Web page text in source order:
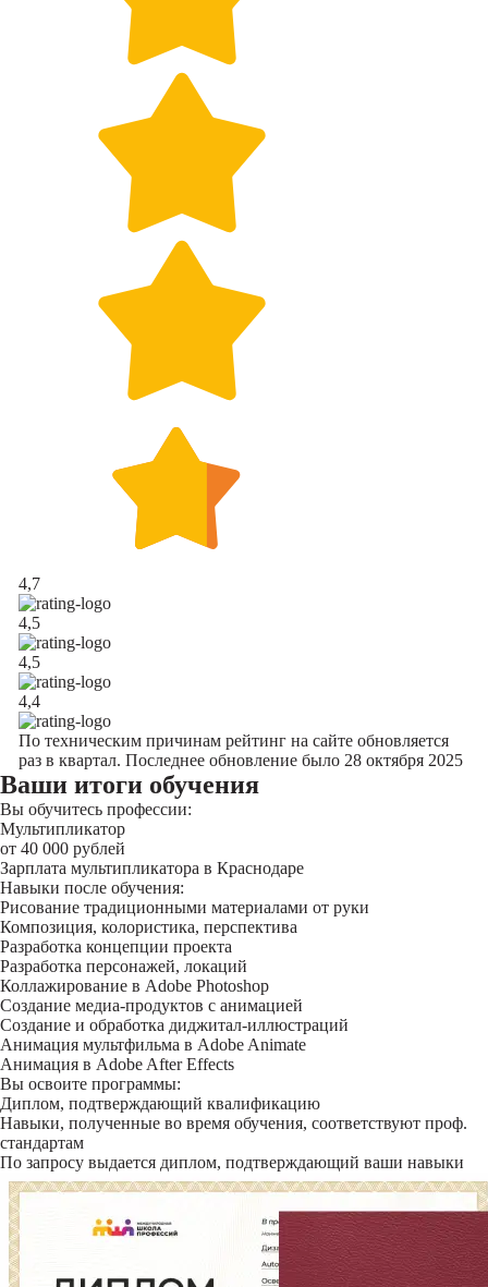
4,7
4,5
4,5
4,4
По техническим причинам рейтинг на сайте обновляется
раз в квартал. Последнее обновление было 28 октября 2025
Ваши итоги обучения
Вы обучитесь профессии:
Мультипликатор
от 40 000 рублей
Зарплата мультипликатора в Краснодаре
Навыки после обучения:
Рисование традиционными материалами от руки
Композиция, колористика, перспектива
Разработка концепции проекта
Разработка персонажей, локаций
Коллажирование в Adobe Photoshop
Создание медиа-продуктов с анимацией
Создание и обработка диджитал-иллюстраций
Анимация мультфильма в Adobe Animate
Анимация в Adobe After Effects
Вы освоите программы:
Диплом, подтверждающий квалификацию
Навыки, полученные во время обучения, соответствуют проф.
стандартам
По запросу выдается диплом, подтверждающий ваши навыки